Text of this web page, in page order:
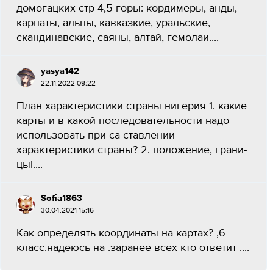
домогацких стр 4,5 горы: кордимеры, анды,
карпаты, альпы, кавказкие, уральские,
скандинавские, саяны, алтай, гемолаи....
yasya142
22.11.2022 09:22
План характеристики страны нигерия 1. какие
карты и в какой последовательности надо
использовать при са ставлении
характеристики страны? 2. положение, грани-
цыі....
Sofia1863
30.04.2021 15:16
Как определять координаты на картах? ,6
класс.надеюсь на .заранее всех кто ответит .​...